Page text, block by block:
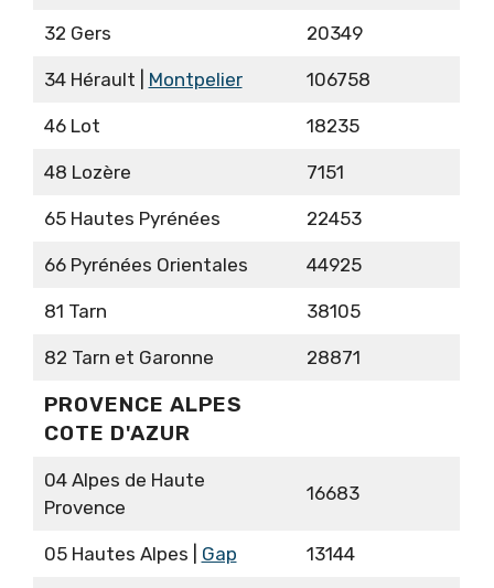
32 Gers 20349
34 Hérault | Montpelier 106758
46 Lot 18235
48 Lozère 7151
65 Hautes Pyrénées 22453
66 Pyrénées Orientales 44925
81 Tarn 38105
82 Tarn et Garonne 28871
PROVENCE ALPES
COTE D'AZUR
04 Alpes de Haute
Provence
16683
05 Hautes Alpes | Gap 13144